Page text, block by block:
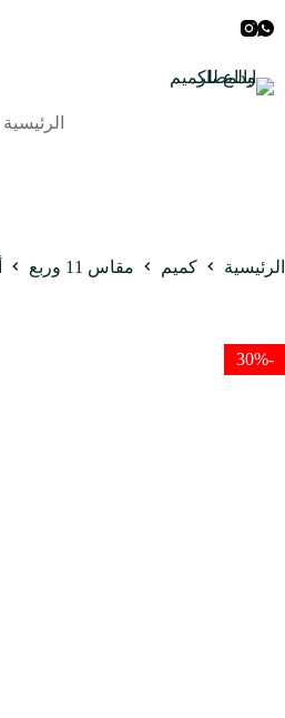
الرئيسية
الرئيسية كميم مقاس 11 وربع
-30%